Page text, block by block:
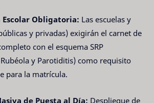
Escolar Obligatoria: Las escuelas y
y privadas) exigirán el carnet de
con el esquema SRP
y Parotiditis) como requisito
para la matrícula.
de Puesta al Día: Despliegue de